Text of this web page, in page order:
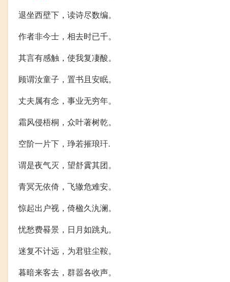
退坐西壁下，读诗尽数编。
作者非今士，相去时已千。
其言有感触，使我复凄酸。
顾谓汝童子，置书且安眠。
丈夫属有念，事业无穷年。
霜风侵梧桐，众叶著树乾。
空阶一片下，琤若摧琅玕.
谓是夜气灭，望舒霣其团。
青冥无依倚，飞辙危难安。
惊起出户视，倚楹久汍澜。
忧愁费晷景，日月如跳丸。
迷复不计远，为君驻尘鞍。
暮暗来客去，群嚣各收声。